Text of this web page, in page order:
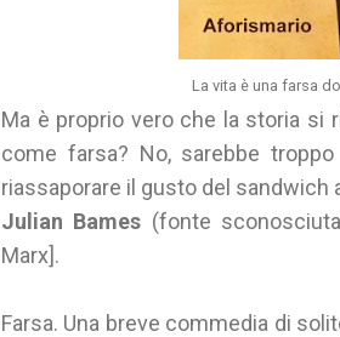
La vita è una farsa
Ma è proprio vero che la storia si
come farsa? No, sarebbe
riassaporare il gusto del sandwich
Julian Bames (fonte
Marx].
Farsa. Una breve commedia di